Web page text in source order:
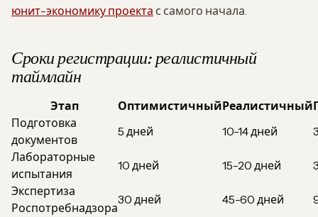
юнит-экономику проекта с самого начала.
Сроки регистрации: реалистичный
таймлайн
Этап ОптимистичныйРеалистичный
Подготовка
документов
5 дней 10-14 дней
Лабораторные
испытания
10 дней 15-20 дней
Экспертиза
Роспотребнадзора
30 дней 45-60 дней